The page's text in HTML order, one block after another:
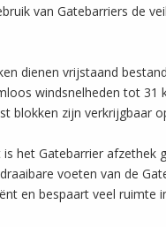
van Gatebarriers de
dienen vrijstaand
windsnelheden tot 31
blokken zijn verkrijgbaar
het Gatebarrier afzethek
voeten van de
en bespaart veel